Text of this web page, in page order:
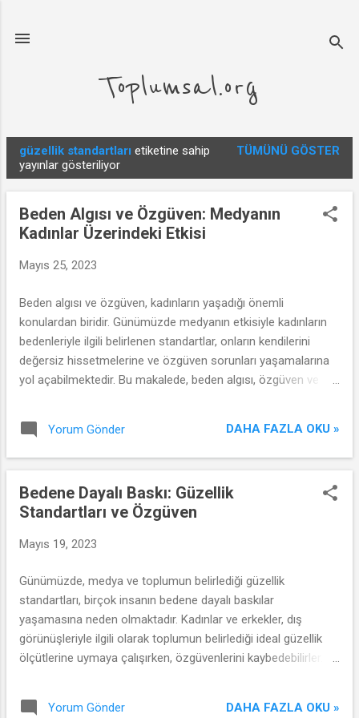
Toplumsal.org
a
güzellik standartları etiketine sahip
yayınlar gösteriliyor
TÜMÜNÜ GÖSTER
Beden Algısı ve Özgüven: Medyanın
Kadınlar Üzerindeki Etkisi
Mayıs 25, 2023
Beden algısı ve özgüven, kadınların yaşadığı önemli
konulardan biridir. Günümüzde medyanın etkisiyle kadınların
bedenleriyle ilgili belirlenen standartlar, onların kendilerini
değersiz hissetmelerine ve özgüven sorunları yaşamalarına
yol açabilmektedir. Bu makalede, beden algısı, özgüven ve
Yorum Gönder DAHA FAZLA OKU »
Bedene Dayalı Baskı: Güzellik
Standartları ve Özgüven
Mayıs 19, 2023
Günümüzde, medya ve toplumun belirlediği güzellik
standartları, birçok insanın bedene dayalı baskılar
yaşamasına neden olmaktadır. Kadınlar ve erkekler, dış
görünüşleriyle ilgili olarak toplumun belirlediği ideal güzellik
ölçütlerine uymaya çalışırken, özgüvenlerini kaybedebilirler. Bu
özgüven üzerindeki etkisini ele alacak ve bireylerin kendi
Yorum Gönder DAHA FAZLA OKU »